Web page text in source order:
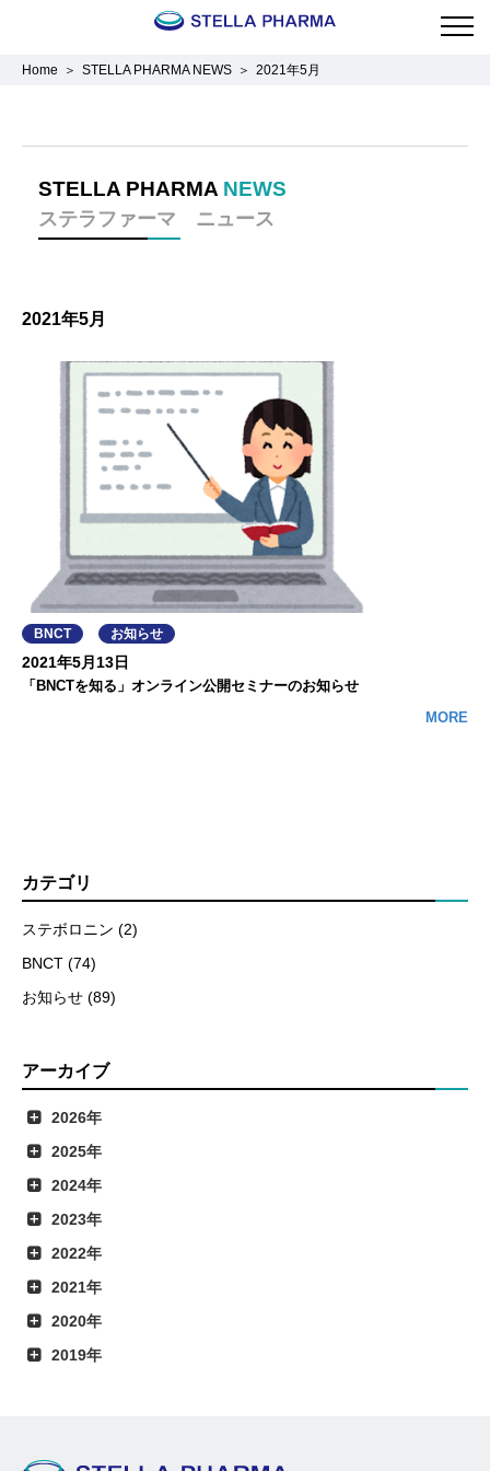
Home STELLA PHARMA NEWS 2021年5月
STELLA PHARMA NEWS
ステラファーマ ニュース
2021年5月
BNCT お知らせ
2021年5月13日
「BNCTを知る」オンライン公開セミナーのお知らせ
MORE
カテゴリ
ステボロニン (2)
BNCT (74)
お知らせ (89)
アーカイブ
2026年
2025年
2024年
2023年
2022年
2021年
2020年
2019年